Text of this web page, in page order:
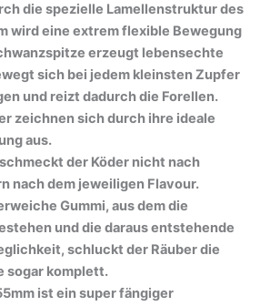
die spezielle Lamellenstruktur des
wird eine extrem flexible Bewegung
erzeugt lebensechte
sich bei jedem kleinsten Zupfer
und reizt dadurch die Forellen.
zeichnen sich durch ihre ideale
aus.
der Köder nicht nach
nach dem jeweiligen Flavour.
Gummi, aus dem die
und die daraus entstehende
schluckt der Räuber die
sogar komplett.
ist ein super fängiger